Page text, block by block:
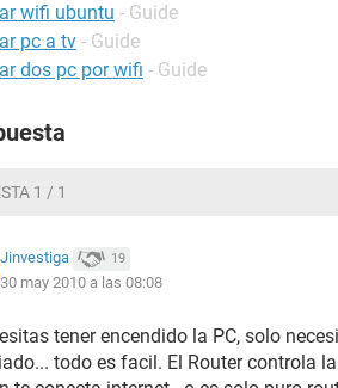
wifi ubuntu - Guide
pc a tv - Guide
dos pc por wifi - Guide
1 / 1
Jinvestiga 19
30 may 2010 a las 08:08
tener encendido la PC, solo
todo es facil. El Router controla